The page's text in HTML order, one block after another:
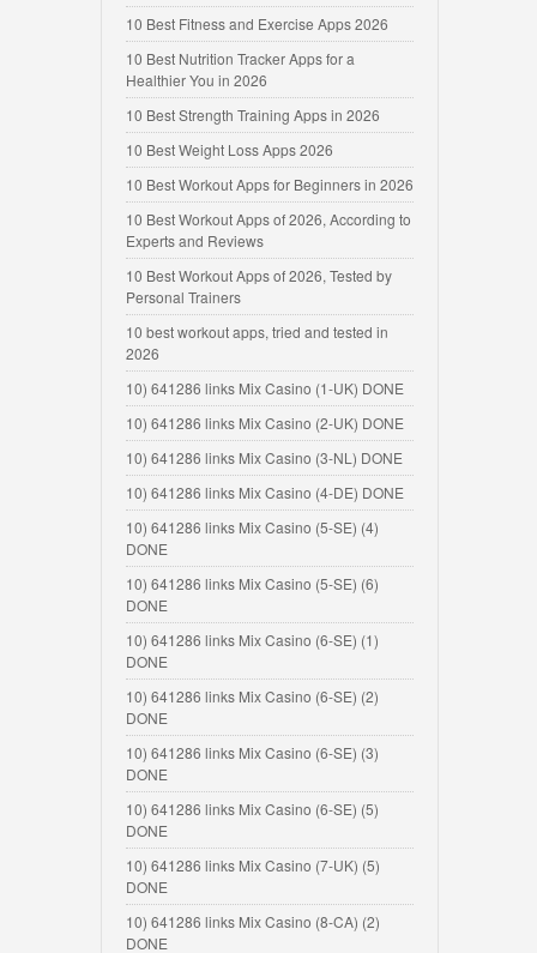
10 Best Fitness and Exercise Apps 2026
10 Best Nutrition Tracker Apps for a
Healthier You in 2026
10 Best Strength Training Apps in 2026
10 Best Weight Loss Apps 2026
10 Best Workout Apps for Beginners in 2026
10 Best Workout Apps of 2026, According to
Experts and Reviews
10 Best Workout Apps of 2026, Tested by
Personal Trainers
10 best workout apps, tried and tested in
2026
10) 641286 links Mix Casino (1-UK) DONE
10) 641286 links Mix Casino (2-UK) DONE
10) 641286 links Mix Casino (3-NL) DONE
10) 641286 links Mix Casino (4-DE) DONE
10) 641286 links Mix Casino (5-SE) (4)
DONE
10) 641286 links Mix Casino (5-SE) (6)
DONE
10) 641286 links Mix Casino (6-SE) (1)
DONE
10) 641286 links Mix Casino (6-SE) (2)
DONE
10) 641286 links Mix Casino (6-SE) (3)
DONE
10) 641286 links Mix Casino (6-SE) (5)
DONE
10) 641286 links Mix Casino (7-UK) (5)
DONE
10) 641286 links Mix Casino (8-CA) (2)
DONE